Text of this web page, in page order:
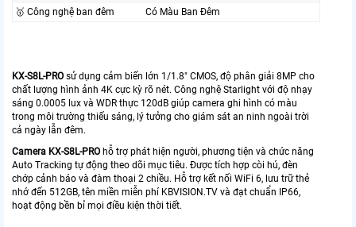
🥇️ Công nghệ ban đêm
Có Màu Ban Ðêm
KX-S8L-PRO sử dụng cảm biến lớn 1/1.8" CMOS, độ phân giải 8MP cho
chất lượng hình ảnh 4K cực kỳ rõ nét. Công nghệ Starlight với độ nhạy
sáng 0.0005 lux và WDR thực 120dB giúp camera ghi hình có màu
trong môi trường thiếu sáng, lý tưởng cho giám sát an ninh ngoài trời
cả ngày lẫn đêm.
Camera KX-S8L-PRO hỗ trợ phát hiện người, phương tiện và chức năng
Auto Tracking tự động theo dõi mục tiêu. Được tích hợp còi hú, đèn
chớp cảnh báo và đàm thoại 2 chiều. Hỗ trợ kết nối WiFi 6, lưu trữ thẻ
nhớ đến 512GB, tên miền miễn phí KBVISION.TV và đạt chuẩn IP66,
hoạt động bền bỉ mọi điều kiện thời tiết.